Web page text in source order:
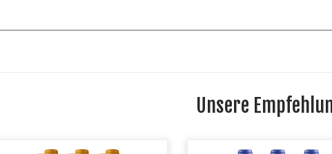
Unsere